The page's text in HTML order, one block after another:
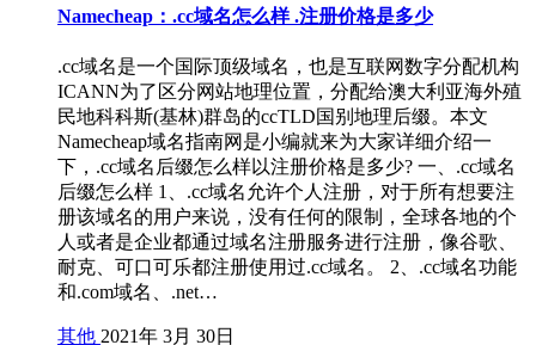
Namecheap：.cc域名怎么样 .注册价格是多少
.cc域名是一个国际顶级域名，也是互联网数字分配机构
ICANN为了区分网站地理位置，分配给澳大利亚海外殖
民地科科斯(基林)群岛的ccTLD国别地理后缀。本文
Namecheap域名指南网是小编就来为大家详细介绍一
下，.cc域名后缀怎么样以注册价格是多少? 一、.cc域名
后缀怎么样 1、.cc域名允许个人注册，对于所有想要注
册该域名的用户来说，没有任何的限制，全球各地的个
人或者是企业都通过域名注册服务进行注册，像谷歌、
耐克、可口可乐都注册使用过.cc域名。 2、.cc域名功能
和.com域名、.net…
其他 2021年 3月 30日